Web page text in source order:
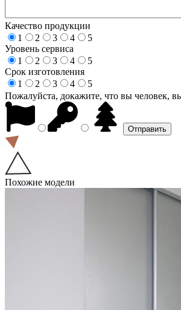
Качество продукции
1
2 3 4
5
Уровень сервиса
1
2 3 4
5
Срок изготовления
1
2 3 4
5
Пожалуйста, докажите, что вы человек,
Похожие модели